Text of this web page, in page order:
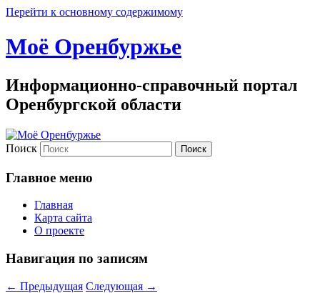
Перейти к основному содержимому
Моё Оренбуржье
Информационно-справочный портал
Оренбургской области
Поиск
Главное меню
Главная
Карта сайта
О проекте
Навигация по записям
← Предыдущая Следующая →